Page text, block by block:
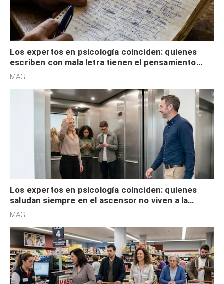
Los expertos en psicología coinciden: quienes
escriben con mala letra tienen el pensamiento
acelerado y no lo hacen por desinterés
MAG.
Los expertos en psicología coinciden: quienes
saludan siempre en el ascensor no viven a la
defensiva y tienen apertura social
MAG.